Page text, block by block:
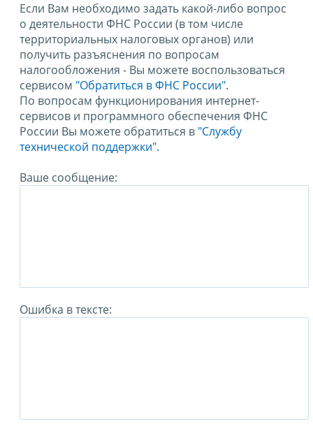
Если Вам необходимо задать какой-либо вопрос
о деятельности ФНС России (в том числе
территориальных налоговых органов) или
получить разъяснения по вопросам
налогообложения - Вы можете воспользоваться
сервисом "Обратиться в ФНС России".
По вопросам функционирования интернет-
сервисов и программного обеспечения ФНС
России Вы можете обратиться в "Службу
технической поддержки".
Ваше сообщение:
Ошибка в тексте: